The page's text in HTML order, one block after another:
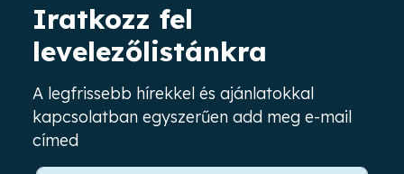
Iratkozz fel
levelezőlistánkra
A legfrissebb hírekkel és ajánlatokkal
kapcsolatban egyszerűen add meg e-mail
címed